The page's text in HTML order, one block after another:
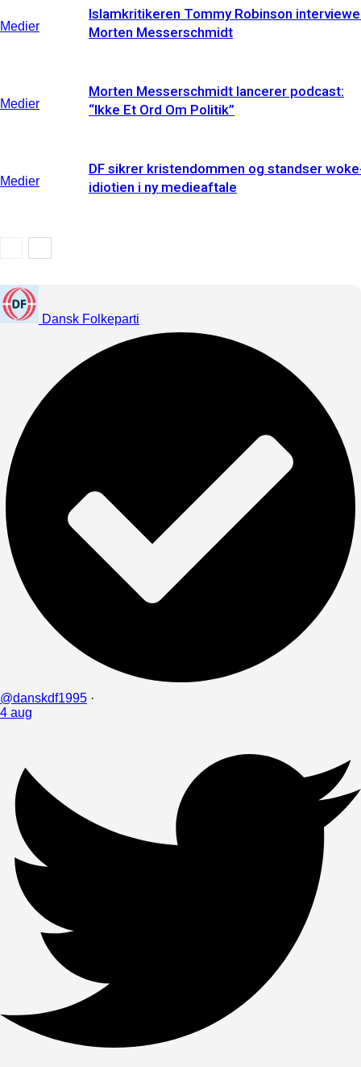
Medier
Islamkritikeren Tommy Robinson
Morten Messerschmidt
Medier
Morten Messerschmidt lancerer podcast:
“Ikke Et Ord Om Politik”
Medier
DF sikrer kristendommen og standser
idiotien i ny medieaftale
Dansk Folkeparti
@danskdf1995 ·
4 aug